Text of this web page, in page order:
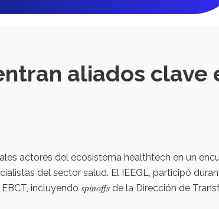
aliados clave
actores del ecosistema healthtech en un
del sector salud. El IEEGL, participó
incluyendo spinoffs de la Dirección de